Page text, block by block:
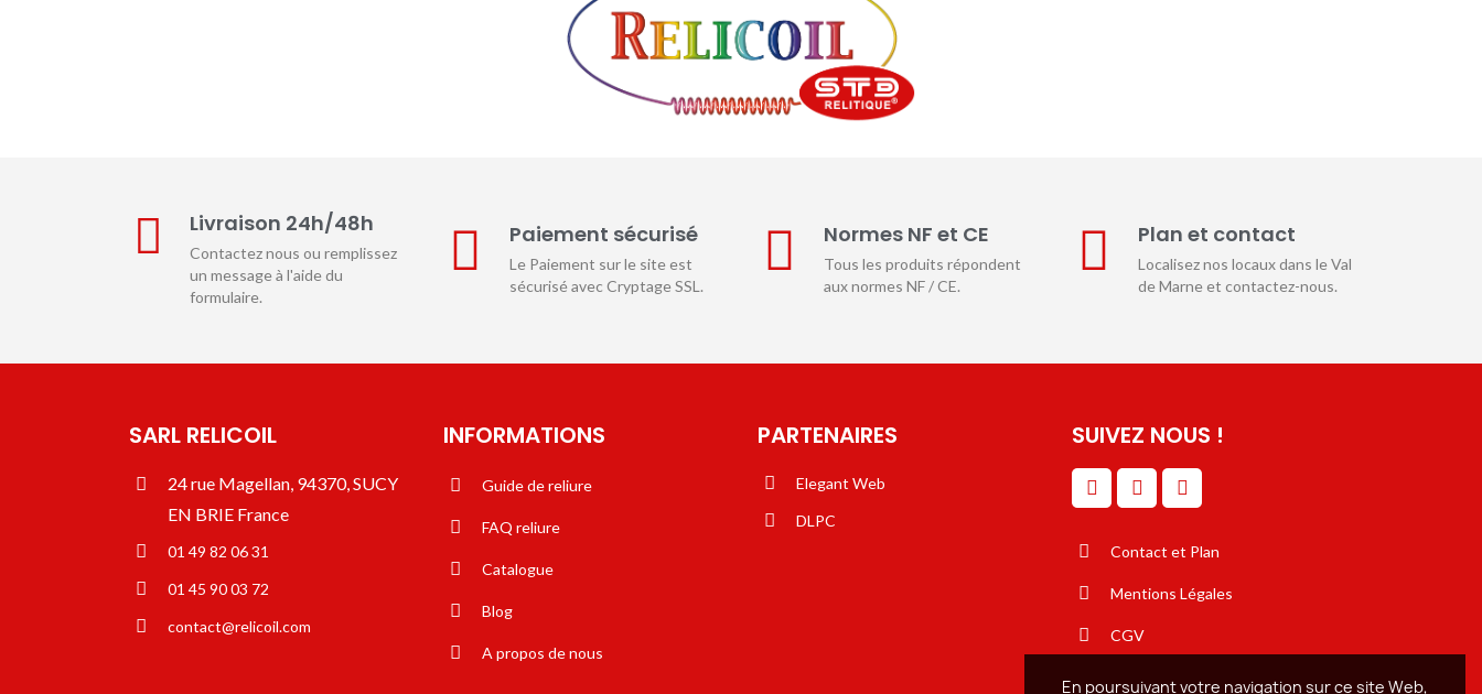
Livraison 24h/48h
Contactez nous ou remplissez
un message à l'aide du
formulaire.
Paiement sécurisé
Le Paiement sur le site est
sécurisé avec Cryptage SSL.
Normes NF et CE
Tous les produits répondent
aux normes NF / CE.
Plan et contact
Localisez nos locaux dans le Val
de Marne et contactez-nous.
SARL RELICOIL
24 rue Magellan, 94370, SUCY
EN BRIE France
01 49 82 06 31
01 45 90 03 72
contact@relicoil.com
INFORMATIONS
Guide de reliure
FAQ reliure
Catalogue
Blog
A propos de nous
PARTENAIRES
Elegant Web
DLPC
SUIVEZ NOUS !
Contact et Plan
Mentions Légales
CGV
En poursuivant votre navigation sur ce site Web,